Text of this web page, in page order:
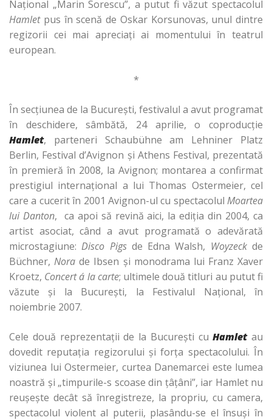
Naţional „Marin Sorescu”, a putut fi văzut spectacolul
Hamletpus în scenă de Oskar Korsunovas, unul dintre
regizorii cei mai apreciaţi ai momentului în teatrul
european.
*
În secţiunea de la Bucureşti, festivalul a avut programat
în deschidere, sâmbătă, 24 aprilie, o coproducţie
Hamlet, parteneri Schaubühne am Lehniner Platz
Berlin, Festival d’Avignon şi Athens Festival, prezentată
în premieră în 2008, la Avignon; montarea a confirmat
prestigiul internaţional a lui Thomas Ostermeier, cel
care a cucerit în 2001 Avignon-ul cu spectacolul Moartea
lui Danton, ca apoi să revină aici, la ediţia din 2004, ca
artist asociat, când a avut programată o adevărată
microstagiune:Disco Pigs de Edna Walsh, Woyzeckde
Büchner, Nora de Ibsen şi monodrama lui Franz Xaver
Kroetz, Concert á la carte; ultimele două titluri au putut fi
văzute şi la Bucureşti, la Festivalul Naţional, în
noiembrie 2007.
Cele două reprezentaţii de la Bucureşti cuHamletau
dovedit reputaţia regizorului şi forţa spectacolului. În
viziunea lui Ostermeier, curtea Danemarcei este lumea
noastră şi „timpurile-s scoase din ţâţâni”, iar Hamlet nu
reuşeşte decât să înregistreze, la propriu, cu camera,
spectacolul violent al puterii, plasându-se el însuşi în